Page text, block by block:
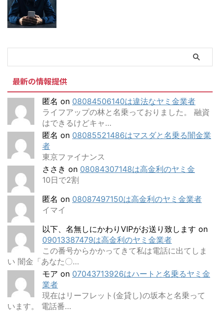
最新の情報提供
匿名 on 08084506140は違法なヤミ金業者
ライフアップの林と名乗っておりました。 融資
はできるけどキャ…
匿名 on 08085521486はマスダと名乗る闇金業
者
東京ファイナンス
ささき on 08084307148は高金利のヤミ金
10日で2割
匿名 on 08087497150は高金利のヤミ金業者
イマイ
以下、名無しにかわりVIPがお送り致します on
09013387479は高金利のヤミ金業者
この番号からかかってきて私は電話に出てしま
い 闇金「あなた〇…
モア on 07043713926はハートと名乗るヤミ金
業者
現在はリーフレット(金貸し)の坂本と名乗って
います。 電話番…